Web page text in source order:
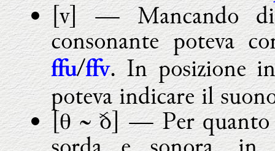
[v]—Mancando
consonante poteva
ffu/ffv. In posizione
poteva indicare il
[θ ~ ð]—Per